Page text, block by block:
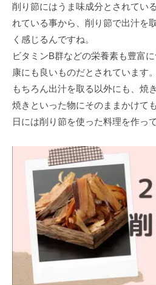
削り節にはうま味成分とされてい
れている事から、削り節で出汁を
く感じるんですね。
ビタミンB群などの栄養素も豊富
康にも良いものだとされています。
もちろん出汁を取る以外にも、焼
焼きといった物にそのままかけて
日には削り節を使った料理を作っ